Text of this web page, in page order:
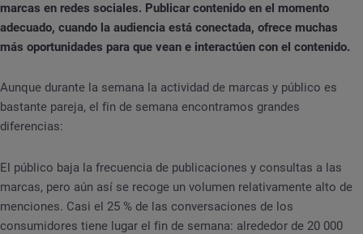
marcas en redes sociales. Publicar contenido en el momento
adecuado, cuando la audiencia está conectada, ofrece muchas
más oportunidades para que vean e interactúen con el contenido.
Aunque durante la semana la actividad de marcas y público es
bastante pareja, el fin de semana encontramos grandes
diferencias:
El público baja la frecuencia de publicaciones y consultas a las
marcas, pero aún así se recoge un volumen relativamente alto de
menciones. Casi el 25 % de las conversaciones de los
consumidores tiene lugar el fin de semana: alrededor de 20 000